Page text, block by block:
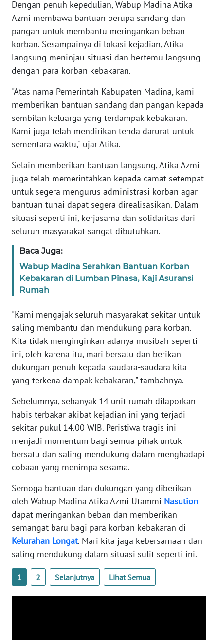
Dengan penuh kepedulian, Wabup Madina Atika
Azmi membawa bantuan berupa sandang dan
pangan untuk membantu meringankan beban
korban. Sesampainya di lokasi kejadian, Atika
langsung meninjau situasi dan bertemu langsung
dengan para korban kebakaran.
"Atas nama Pemerintah Kabupaten Madina, kami
memberikan bantuan sandang dan pangan kepada
sembilan keluarga yang terdampak kebakaran.
Kami juga telah mendirikan tenda darurat untuk
sementara waktu," ujar Atika.
Selain memberikan bantuan langsung, Atika Azmi
juga telah memerintahkan kepada camat setempat
untuk segera mengurus administrasi korban agar
bantuan tunai dapat segera direalisasikan. Dalam
situasi seperti ini, kerjasama dan solidaritas dari
seluruh masyarakat sangat dibutuhkan.
Baca Juga:
Wabup Madina Serahkan Bantuan Korban
Kebakaran di Lumban Pinasa, Kaji Asuransi
Rumah
"Kami mengajak seluruh masyarakat sekitar untuk
saling membantu dan mendukung para korban.
Kita tidak menginginkan adanya musibah seperti
ini, oleh karena itu, mari bersatu dan berikan
dukungan penuh kepada saudara-saudara kita
yang terkena dampak kebakaran," tambahnya.
Sebelumnya, sebanyak 14 unit rumah dilaporkan
habis terbakar akibat kejadian ini yang terjadi
sekitar pukul 14.00 WIB. Peristiwa tragis ini
menjadi momentum bagi semua pihak untuk
bersatu dan saling mendukung dalam menghadapi
cobaan yang menimpa sesama.
Semoga bantuan dan dukungan yang diberikan
oleh Wabup Madina Atika Azmi Utammi Nasution
dapat meringankan beban dan memberikan
semangat baru bagi para korban kebakaran di
Kelurahan Longat. Mari kita jaga kebersamaan dan
saling mendukung dalam situasi sulit seperti ini.
1 2 Selanjutnya Lihat Semua
WN
SERAMBI
WN
JAMBI
SULTRA
WN
NTB
SULTENG
WN
SULBAR
WN
WN
SUMBAR
SUMSEL
WN
WN
LAMPUNG
WN
JATENG
WN
NUSANTARA
JOGJA
WN
JATIM
WN